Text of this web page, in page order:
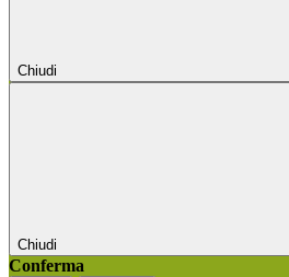
Chiudi
Chiudi
Conferma